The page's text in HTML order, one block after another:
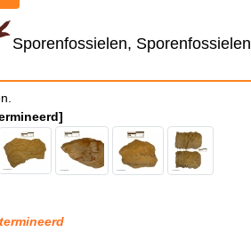
Sporenfossielen, Sporenfossielen